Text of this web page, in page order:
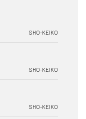
SHO-KEIKO
SHO-KEIKO
SHO-KEIKO